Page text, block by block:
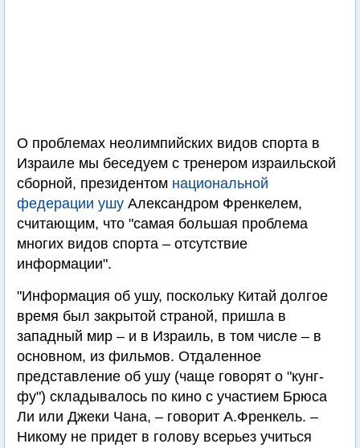
О проблемах неолимпийских видов спорта в
Израиле мы беседуем с тренером израильской
сборной, президентом национальной
федерации ушу Александром Френкелем,
считающим, что "самая большая проблема
многих видов спорта – отсутствие
информации".
"Информация об ушу, поскольку Китай долгое
время был закрытой страной, пришла в
западный мир – и в Израиль, в том числе – в
основном, из фильмов. Отдаленное
представление об ушу (чаще говорят о "кунг-
фу") складывалось по кино с участием Брюса
Ли или Джеки Чана, – говорит А.Френкель. –
Никому не придет в голову всерьез учиться